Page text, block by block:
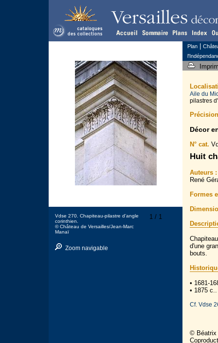
Aile du
pilastres
Décor
N° cat.
Huit
Auteurs :
René
Formes
d'une
bouts.
• 1681-
• 1875
Cf. Vdse
© Béatrix
1 / 1
Vdse 270. Chapiteau-pilastre d'angle
corinthien.
© Château de Versailles/Jean-Marc
Manaï
Zoom navigable
Plan